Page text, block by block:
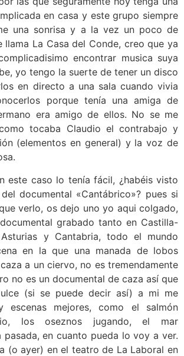
en casa y este grupo siempre
una sonrisa y a la vez un poco de
llama La Casa del Conde, creo que ya
encontrar musica suya
yo tengo la suerte de tener un disco
en directo a una sala cuando vivia
porque tenía una amiga de
era amigo de ellos. No se me
tocaba Claudio el contrabajo y
(elementos en general) y la voz de
este caso lo tenía fácil, ¿habéis visto
documental «Cantábrico»? pues si
verlo, os dejo uno yo aqui colgado,
grabado tanto en Castilla-
y Cantabria, todo el mundo
en la que una manada de lobos
a un ciervo, no es tremendamente
no es un documental de caza así que
(si se puede decir así) a mi me
escenas mejores, como el salmón
los oseznos jugando, el mar
en cuanto pueda lo voy a ver.
(o ayer) en el teatro de La Laboral en